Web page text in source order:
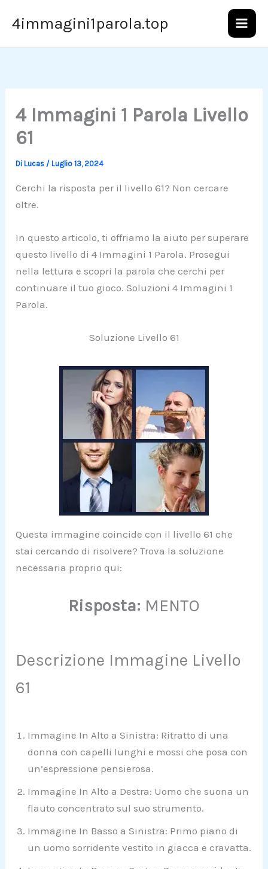
4immagini1parola.top
4 Immagini 1 Parola Livello
61
DiLucas /Luglio 13, 2024
Cerchi la risposta per il livello 61? Non cercare
oltre.
In questo articolo, ti offriamo la aiuto per superare
questo livello di 4 Immagini 1 Parola. Prosegui
nella lettura e scopri la parola che cerchi per
continuare il tuo gioco. Soluzioni 4 Immagini 1
Parola.
Soluzione Livello 61
Questa immagine coincide con il livello 61 che
stai cercando di risolvere? Trova la soluzione
necessaria proprio qui:
Risposta: MENTO
Descrizione Immagine Livello
61
Immagine In Alto a Sinistra: Ritratto di una
donna con capelli lunghi e mossi che posa con
un’espressione pensierosa.
Immagine In Alto a Destra: Uomo che suona un
flauto concentrato sul suo strumento.
Immagine In Basso a Sinistra: Primo piano di
un uomo sorridente vestito in giacca e cravatta.